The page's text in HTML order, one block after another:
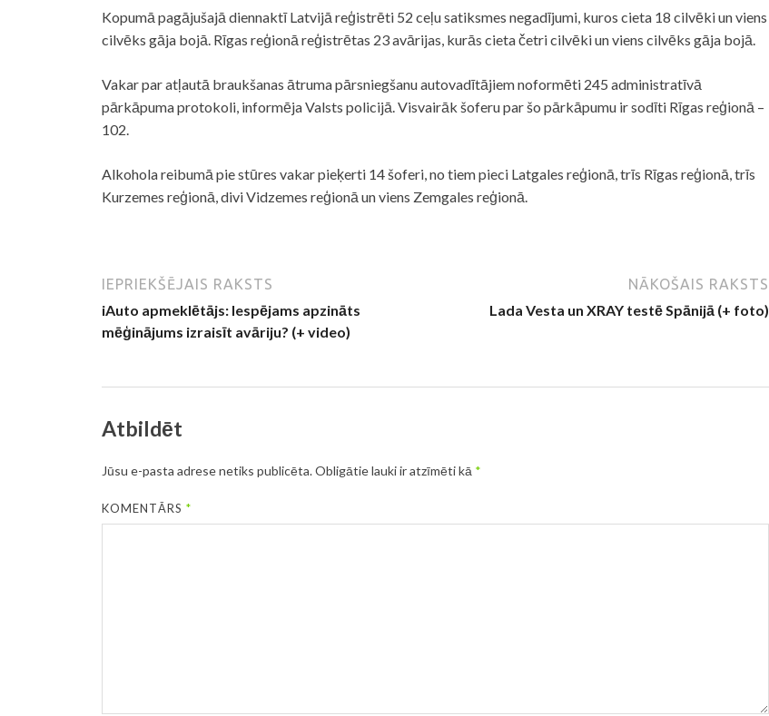
Kopumā pagājušajā diennaktī Latvijā reģistrēti 52 ceļu satiksmes negadījumi, kuros cieta 18 cilvēki un viens
cilvēks gāja bojā. Rīgas reģionā reģistrētas 23 avārijas, kurās cieta četri cilvēki un viens cilvēks gāja bojā.
Vakar par atļautā braukšanas ātruma pārsniegšanu autovadītājiem noformēti 245 administratīvā
pārkāpuma protokoli, informēja Valsts policijā. Visvairāk šoferu par šo pārkāpumu ir sodīti Rīgas reģionā –
102.
Alkohola reibumā pie stūres vakar pieķerti 14 šoferi, no tiem pieci Latgales reģionā, trīs Rīgas reģionā, trīs
Kurzemes reģionā, divi Vidzemes reģionā un viens Zemgales reģionā.
IEPRIEKŠĒJAIS RAKSTS
iAuto apmeklētājs: Iespējams apzināts
mēģinājums izraisīt avāriju? (+ video)
NĀKOŠAIS RAKSTS
Lada Vesta un XRAY testē Spānijā (+ foto)
Atbildēt
Jūsu e-pasta adrese netiks publicēta.Obligātie lauki ir atzīmēti kā *
KOMENTĀRS*